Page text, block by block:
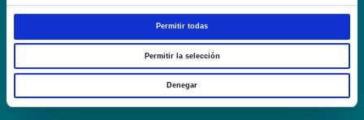
Permitir todas
Permitir la selección
Denegar
Conoce la Escuela
Hospital Mompía
AVISO LEGAL – TÉRMINOS Y CONDICIONES DE SERVICIOS
ONLINE
Política de Privacidad
Política de cookies
Campus Virtual
Webmail